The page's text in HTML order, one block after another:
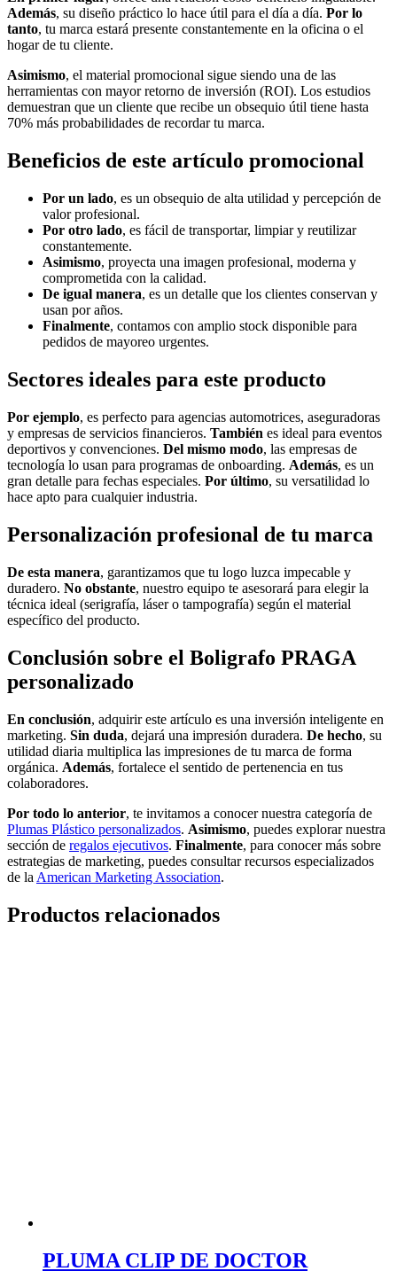
Además, su diseño práctico lo hace útil para el día a día. Por lo
tanto, tu marca estará presente constantemente en la oficina o el
hogar de tu cliente.
Asimismo, el material promocional sigue siendo una de las
herramientas con mayor retorno de inversión (ROI). Los estudios
demuestran que un cliente que recibe un obsequio útil tiene hasta
70% más probabilidades de recordar tu marca.
Beneficios de este artículo promocional
Por un lado, es un obsequio de alta utilidad y percepción de
valor profesional.
Por otro lado, es fácil de transportar, limpiar y reutilizar
constantemente.
Asimismo, proyecta una imagen profesional, moderna y
comprometida con la calidad.
De igual manera, es un detalle que los clientes conservan y
usan por años.
Finalmente, contamos con amplio stock disponible para
pedidos de mayoreo urgentes.
Sectores ideales para este producto
Por ejemplo, es perfecto para agencias automotrices, aseguradoras
y empresas de servicios financieros. También es ideal para eventos
deportivos y convenciones. Del mismo modo, las empresas de
tecnología lo usan para programas de onboarding. Además, es un
gran detalle para fechas especiales. Por último, su versatilidad lo
hace apto para cualquier industria.
Personalización profesional de tu marca
De esta manera, garantizamos que tu logo luzca impecable y
duradero. No obstante, nuestro equipo te asesorará para elegir la
técnica ideal (serigrafía, láser o tampografía) según el material
específico del producto.
Conclusión sobre el Boligrafo PRAGA
personalizado
En conclusión, adquirir este artículo es una inversión inteligente en
marketing. Sin duda, dejará una impresión duradera. De hecho, su
utilidad diaria multiplica las impresiones de tu marca de forma
orgánica. Además, fortalece el sentido de pertenencia en tus
colaboradores.
Por todo lo anterior, te invitamos a conocer nuestra categoría de
Plumas Plástico personalizados. Asimismo, puedes explorar nuestra
sección de regalos ejecutivos. Finalmente, para conocer más sobre
estrategias de marketing, puedes consultar recursos especializados
de la American Marketing Association.
Productos relacionados
PLUMA CLIP DE DOCTOR